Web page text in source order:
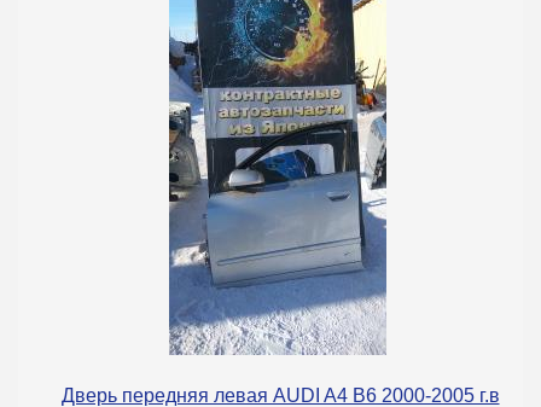
Дверь передняя левая AUDI A4 B6 2000-2005 г.в